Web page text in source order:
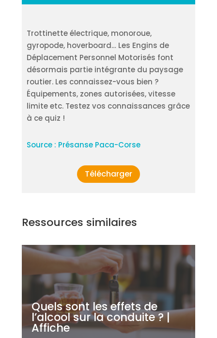
Trottinette électrique, monoroue,
gyropode, hoverboard… Les Engins de
Déplacement Personnel Motorisés font
désormais partie intégrante du paysage
routier. Les connaissez-vous bien ?
Équipements, zones autorisées, vitesse
limite etc. Testez vos connaissances grâce
à ce quiz !
Source : Présanse Paca-Corse
Télécharger
Ressources similaires
Quels sont les effets de
l’alcool sur la conduite ? |
Affiche